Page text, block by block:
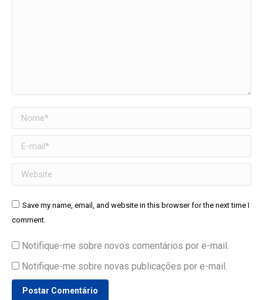
Nome *
E-mail *
Website
Save my name, email, and website in this browser for the next time I
comment.
Notifique-me sobre novos comentários por e-mail.
Notifique-me sobre novas publicações por e-mail.
Postar Comentário